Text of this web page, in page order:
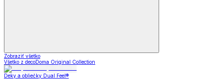
Zobraziť všetko
Všetko z decoDoma Original Collection
Deky a obliečky Dual Feel®